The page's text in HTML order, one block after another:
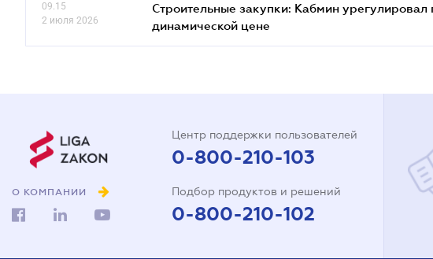
09.15
2 июля 2026
Строительные закупки: Кабмин
динамической цене
О КОМПАНИИ
Центр поддержки пользователей
0-800-210-103
Подбор продуктов и решений
0-800-210-102